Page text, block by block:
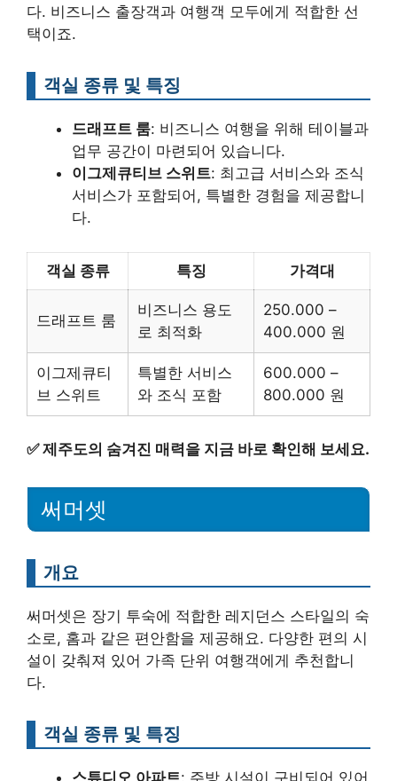
다. 비즈니스 출장객과 여행객 모두에게 적합한 선
택이죠.
객실 종류 및 특징
드래프트 룸: 비즈니스 여행을 위해 테이블과
업무 공간이 마련되어 있습니다.
이그제큐티브 스위트: 최고급 서비스와 조식
서비스가 포함되어, 특별한 경험을 제공합니
다.
객실 종류 특징 가격대
드래프트 룸
비즈니스 용도
로 최적화
250.000 –
400.000 원
이그제큐티
브 스위트
특별한 서비스
와 조식 포함
600.000 –
800.000 원
✅제주도의 숨겨진 매력을 지금 바로 확인해 보세요.
써머셋
개요
써머셋은 장기 투숙에 적합한 레지던스 스타일의 숙
소로, 홈과 같은 편안함을 제공해요. 다양한 편의 시
설이 갖춰져 있어 가족 단위 여행객에게 추천합니
다.
객실 종류 및 특징
스튜디오 아파트: 주방 시설이 구비되어 있어